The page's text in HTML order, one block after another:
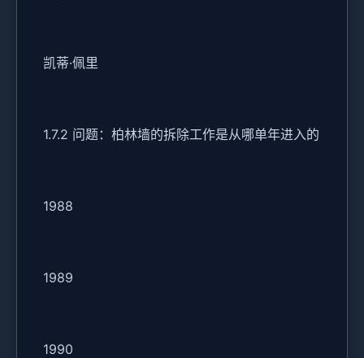
凯蒂·佩里
1.7.2 问题：柏林墙的拆除工作是从哪单年进入的
1988
1989
1990